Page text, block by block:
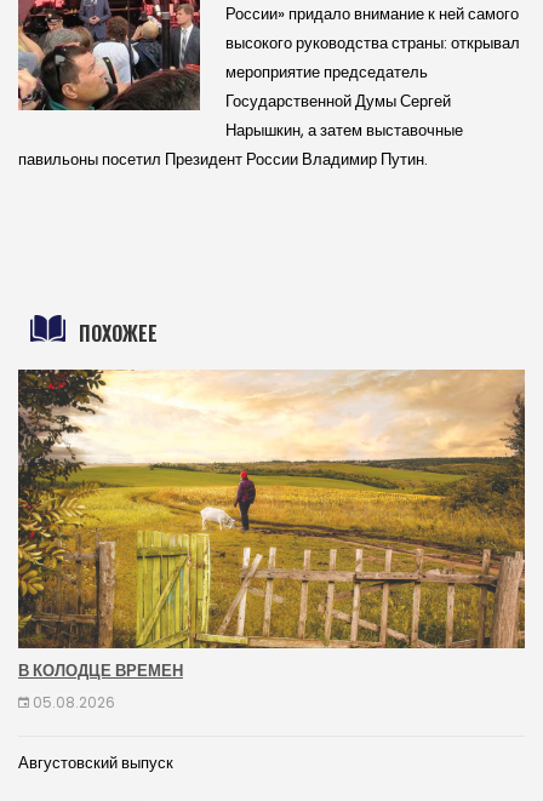
России» придало внимание к ней самого
высокого руководства страны: открывал
мероприятие председатель
Государственной Думы Сергей
Нарышкин, а затем выставочные
павильоны посетил Президент России Владимир Путин.
ПОХОЖЕЕ
В КОЛОДЦЕ ВРЕМЕН
05.08.2026
Августовский выпуск